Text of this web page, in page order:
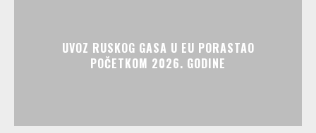
UVOZ RUSKOG GASA U EU PORASTAO
POČETKOM 2026. GODINE